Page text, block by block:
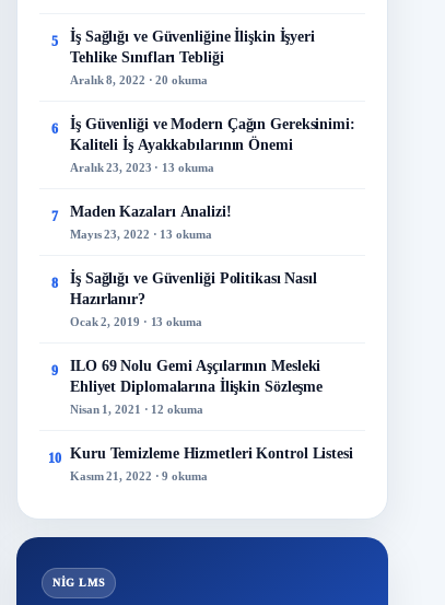
5
İş Sağlığı ve Güvenliğine İlişkin İşyeri
Tehlike Sınıfları Tebliği
Aralık 8, 2022 · 20 okuma
6
İş Güvenliği ve Modern Çağın Gereksinimi:
Kaliteli İş Ayakkabılarının Önemi
Aralık 23, 2023 · 13 okuma
7 Maden Kazaları Analizi!
Mayıs 23, 2022 · 13 okuma
8
İş Sağlığı ve Güvenliği Politikası Nasıl
Hazırlanır?
Ocak 2, 2019 · 13 okuma
9
ILO 69 Nolu Gemi Aşçılarının Mesleki
Ehliyet Diplomalarına İlişkin Sözleşme
Nisan 1, 2021 · 12 okuma
10 Kuru Temizleme Hizmetleri Kontrol Listesi
Kasım 21, 2022 · 9 okuma
NİG LMS